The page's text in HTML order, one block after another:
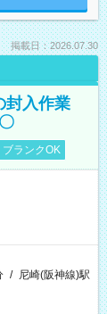
掲載日：2026.07.30
封入作業
ブランクOK
/ 尼崎(阪神線)駅